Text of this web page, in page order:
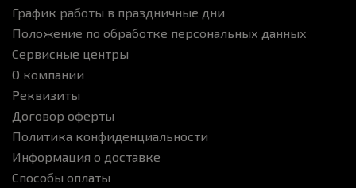
График работы в праздничные дни
Положение по обработке персональных данных
Сервисные центры
О компании
Реквизиты
Договор оферты
Политика конфиденциальности
Информация о доставке
Способы оплаты